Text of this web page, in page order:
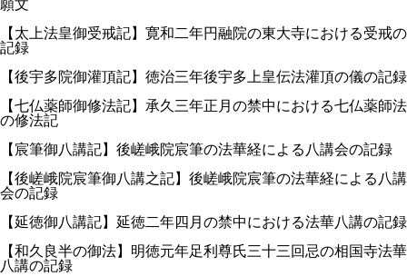
願文
【太上法皇御受戒記】寛和二年円融院の東大寺における受戒の
記録
【後宇多院御灌頂記】徳治三年後宇多上皇伝法灌頂の儀の記録
【七仏薬師御修法記】承久三年正月の禁中における七仏薬師法
の修法記
【宸筆御八講記】後嵯峨院宸筆の法華経による八講会の記録
【後嵯峨院宸筆御八講之記】後嵯峨院宸筆の法華経による八講
会の記録
【延徳御八講記】延徳二年四月の禁中における法華八講の記録
【和久良半の御法】明徳元年足利尊氏三十三回忌の相国寺法華
八講の記録